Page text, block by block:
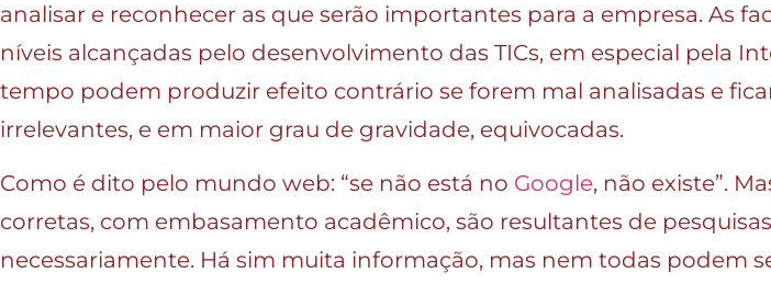
analisar e reconhecer as que serão importantes para a empresa. As
níveis alcançadas pelo desenvolvimento das TICs, em especial pela
tempo podem produzir efeito contrário se forem mal analisadas e
irrelevantes, e em maior grau de gravidade, equivocadas.
Como é dito pelo mundo web: “se não está no Google, não existe”.
corretas, com embasamento acadêmico, são resultantes de
necessariamente. Há sim muita informação, mas nem todas podem